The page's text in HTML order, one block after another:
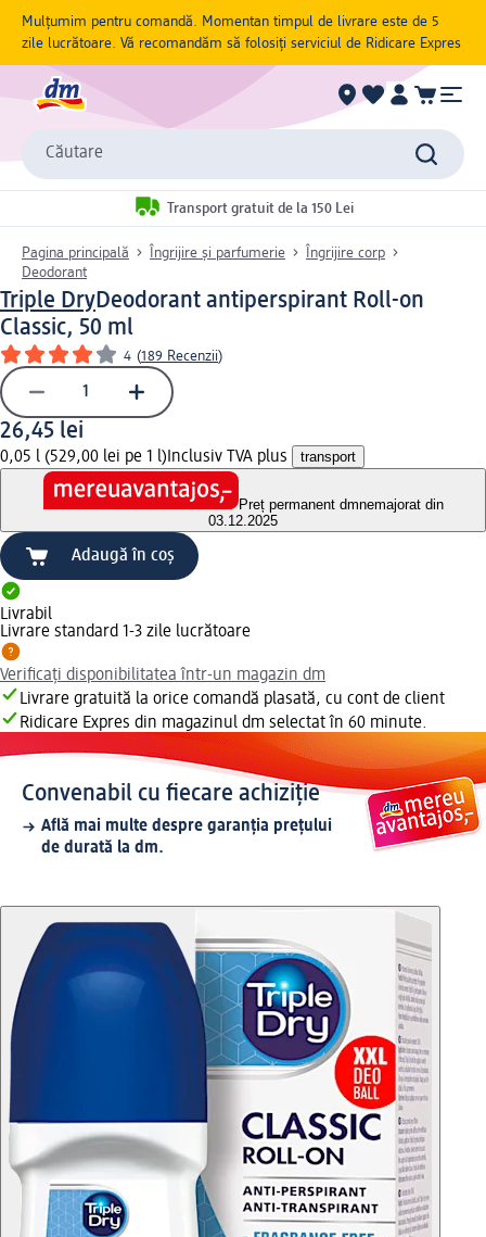
Mulțumim pentru comandă. Momentan timpul de livrare este de 5
zile lucrătoare. Vă recomandăm să folosiți serviciul de Ridicare Expres
Căutare
Transport gratuit de la 150 Lei
Pagina principală Îngrijire și parfumerie
Îngrijire corp
Deodorant
Triple DryDeodorant antiperspirant Roll-on
Classic, 50 ml
4 (189 Recenzii)
26,45 lei
0,05 l (529,00 lei pe 1 l) Inclusiv TVA plus transport
Preț permanent dmnemajorat din
03.12.2025
Adaugă în coș
Livrabil
Livrare standard 1-3 zile lucrătoare
Verificați disponibilitatea într-un magazin dm
Livrare gratuită la orice comandă plasată, cu cont de client
Ridicare Expres din magazinul dm selectat în 60 minute.
Convenabil cu fiecare achiziție
Află mai multe despre garanția prețului
de durată la dm.